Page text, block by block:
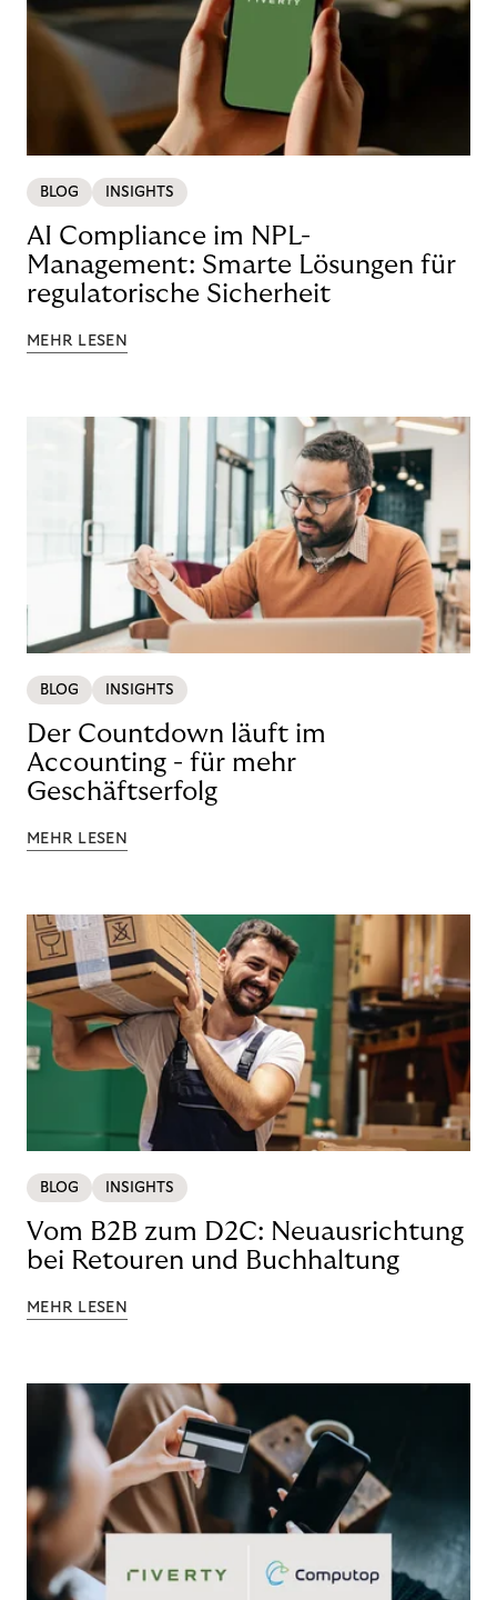
BLOG INSIGHTS
AI Compliance im NPL-
Management: Smarte Lösungen für
regulatorische Sicherheit
MEHR LESEN
BLOG INSIGHTS
Der Countdown läuft im
Accounting - für mehr
Geschäftserfolg
MEHR LESEN
BLOG INSIGHTS
Vom B2B zum D2C: Neuausrichtung
bei Retouren und Buchhaltung
MEHR LESEN